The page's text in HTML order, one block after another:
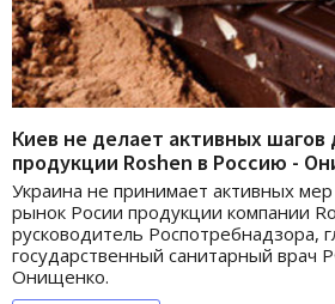
Киев не делает активных
продукции Roshen в Россию -
Украина не принимает активных
рынок Росии продукции компании
русководитель Роспотребнадзора,
государственный санитарный врач
Онищенко.